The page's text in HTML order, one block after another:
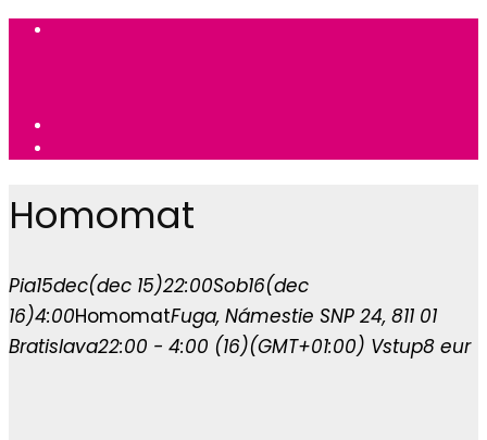
Homomat
Pia15dec(dec 15)22:00Sob16(dec
16)4:00HomomatFuga, Námestie SNP 24, 811 01
Bratislava22:00 - 4:00 (16)(GMT+01:00) Vstup8 eur